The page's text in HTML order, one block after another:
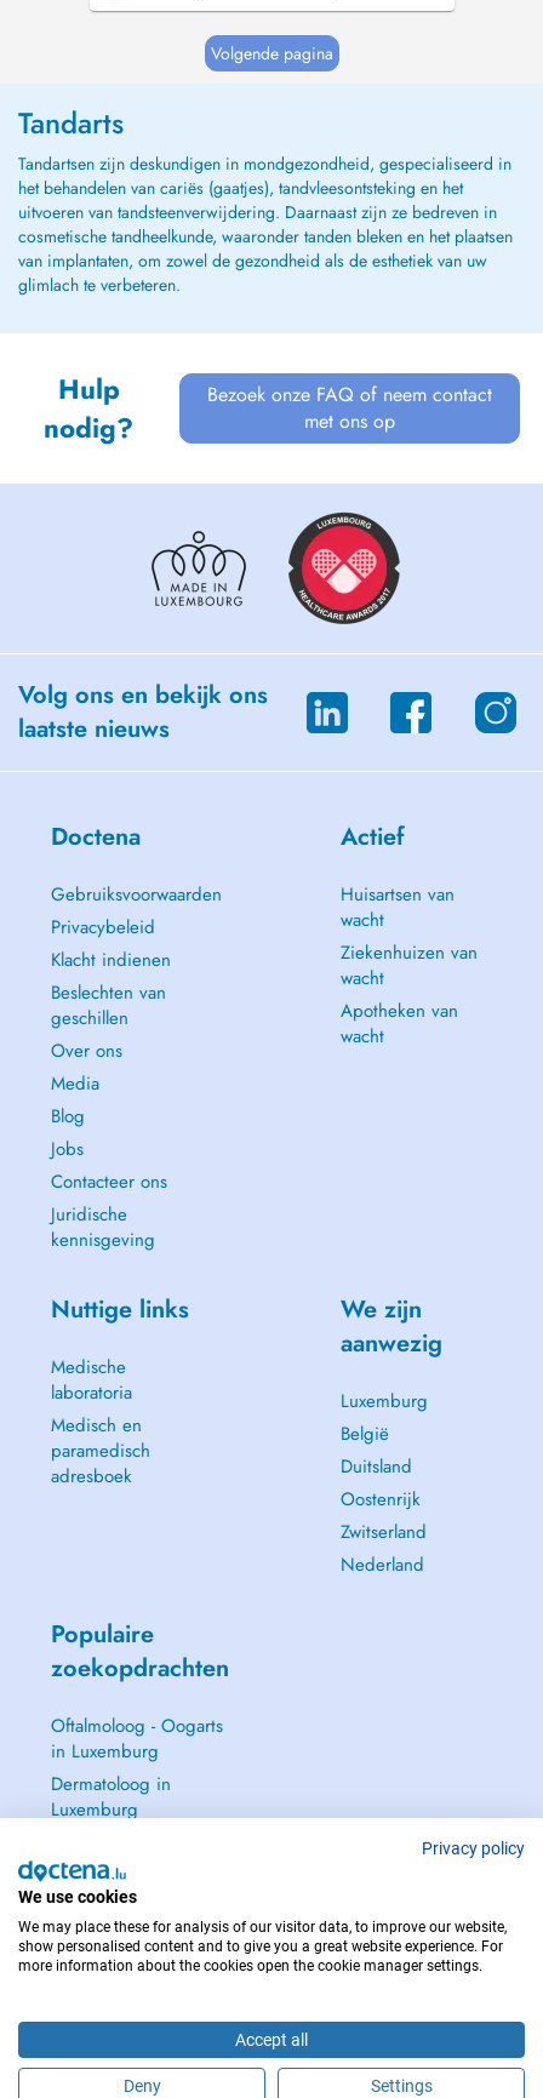
Volgende pagina
Tandarts
Tandartsen zijn deskundigen in mondgezondheid, gespecialiseerd in
het behandelen van cariës (gaatjes), tandvleesontsteking en het
uitvoeren van tandsteenverwijdering. Daarnaast zijn ze bedreven in
cosmetische tandheelkunde, waaronder tanden bleken en het plaatsen
van implantaten, om zowel de gezondheid als de esthetiek van uw
glimlach te verbeteren.
Hulp
nodig?
Bezoek onze FAQ of neem contact
met ons op
Volg ons en bekijk ons
laatste nieuws
Doctena
Gebruiksvoorwaarden
Privacybeleid
Klacht indienen
Beslechten van
geschillen
Over ons
Media
Blog
Jobs
Contacteer ons
Juridische
kennisgeving
Actief
Huisartsen van
wacht
Ziekenhuizen van
wacht
Apotheken van
wacht
Nuttige links
Medische
laboratoria
Medisch en
paramedisch
adresboek
We zijn
aanwezig
Luxemburg
België
Duitsland
Oostenrijk
Zwitserland
Nederland
Populaire
zoekopdrachten
Oftalmoloog - Oogarts
in Luxemburg
Dermatoloog in
Luxemburg
Gynaecoloog in
Luxemburg
Zie alle →
NEEM IN GEVAL VAN NOOD CONTACT OP MET : 112
Privacy policy
We use cookies
We may place these for analysis of our visitor data, to improve our website,
show personalised content and to give you a great website experience. For
more information about the cookies open the cookie manager settings.
Accept all
Deny Settings